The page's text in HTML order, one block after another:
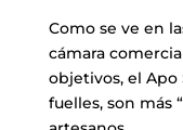
Como se ve en
cámara
objetivos, el Apo
fuelles, son más